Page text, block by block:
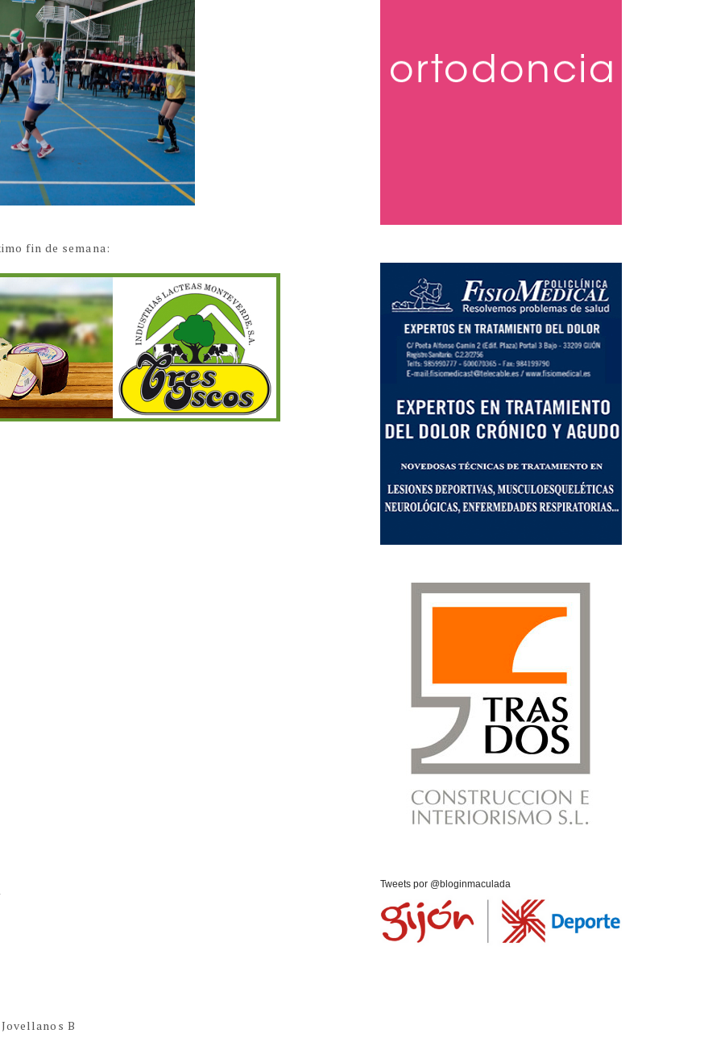
fin de semana:
B
Tweets por @bloginmaculada